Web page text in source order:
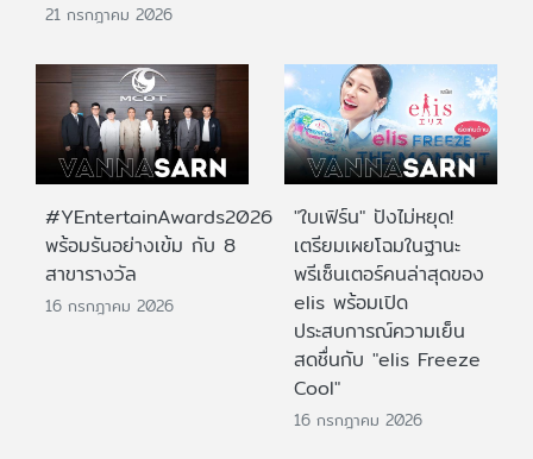
21 กรกฎาคม 2026
#YEntertainAwards2026
พร้อมรันอย่างเข้ม กับ 8
สาขารางวัล
16 กรกฎาคม 2026
"ใบเฟิร์น" ปังไม่หยุด!
เตรียมเผยโฉมในฐานะ
พรีเซ็นเตอร์คนล่าสุดของ
elis พร้อมเปิด
ประสบการณ์ความเย็น
สดชื่นกับ "elis Freeze
Cool"
16 กรกฎาคม 2026